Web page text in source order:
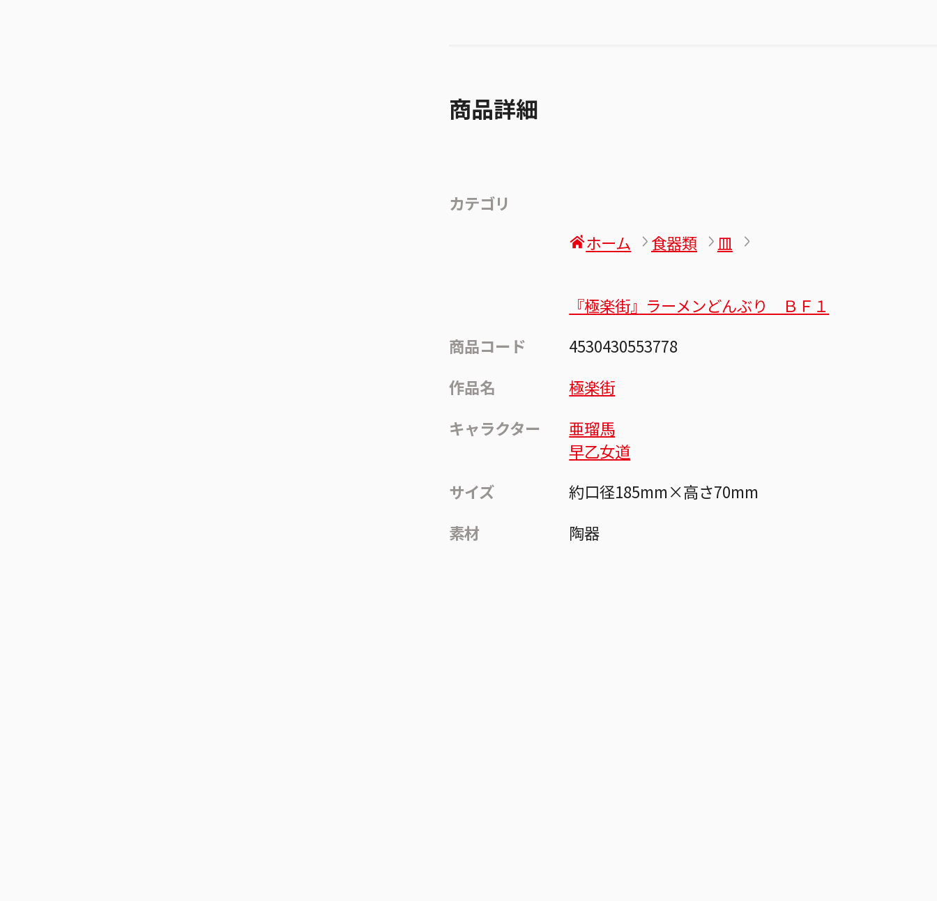
商品詳細
カテゴリ
ホーム
食器類 皿
『極楽街』ラーメンどんぶり ＢＦ１
商品コード
4530430553778
作品名
極楽街
キャラクター
亜瑠馬
早乙女道
サイズ
約口径185mm×高さ70mm
素材
陶器